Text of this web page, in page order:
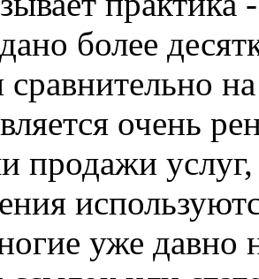
более
сравнительно
очень
продажи
уже давно